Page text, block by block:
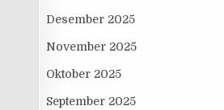
Desember 2025
November 2025
Oktober 2025
September 2025